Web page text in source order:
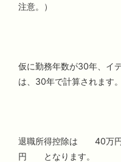
注意。）
仮に勤務年数が30年、イ
は、30年で計算されます。
退職所得控除は 40万円
円 となります。